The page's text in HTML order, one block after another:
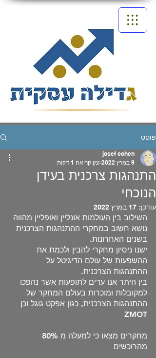
פוסט
התנהגות צרכנית בעידן
הנוכחי
josef cohen
9 במרץ 2022
זמן קריאה 1 דקות
עודכן: 17 במרץ 2022
השילוב בין העולמות אונליין ואופליין מהווה
נושא חשוב במחקרי ההתנהגות הצרכנית
בשנים האחרונות.
ישנו ניסיון מחקרי להבין ולכמת את
ההשפעות של עולם הדיגיטל על
ההתנהגות הצרכנית.
בין היתר אנו עדים לתופעות אשר נהפכו
למקובלות ומוכרות בעולם המחקר של
ההתנהגות הצרכנית, כגון אפקט גוגל וכן
ZMOT
מהרוכשים